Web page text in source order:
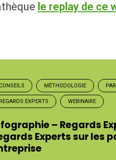
le replay de ce
CONSEILS MÉTHODOLOGIE
REGARDS EXPERTS WEBINAIRE
– Regards
Experts sur les